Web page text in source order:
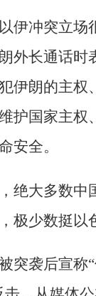
伊冲突立场
外长通话时
伊朗的主权
护国家主权
安全。
绝大多数中
极少数挺以
突袭后宣称